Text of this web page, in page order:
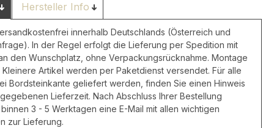
Hersteller Info
innerhalb Deutschlands (Österreich und
In der Regel erfolgt die Lieferung per Spedition mit
den Wunschplatz, ohne Verpackungsrücknahme. Montage
Kleinere Artikel werden per Paketdienst versendet. Für alle
Bordsteinkante geliefert werden, finden Sie einen Hinweis
Lieferzeit. Nach Abschluss Ihrer Bestellung
3 - 5 Werktagen eine E-Mail mit allen wichtigen
zur Lieferung.